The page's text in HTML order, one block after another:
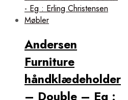
Andersen
Furniture
håndklædeholder